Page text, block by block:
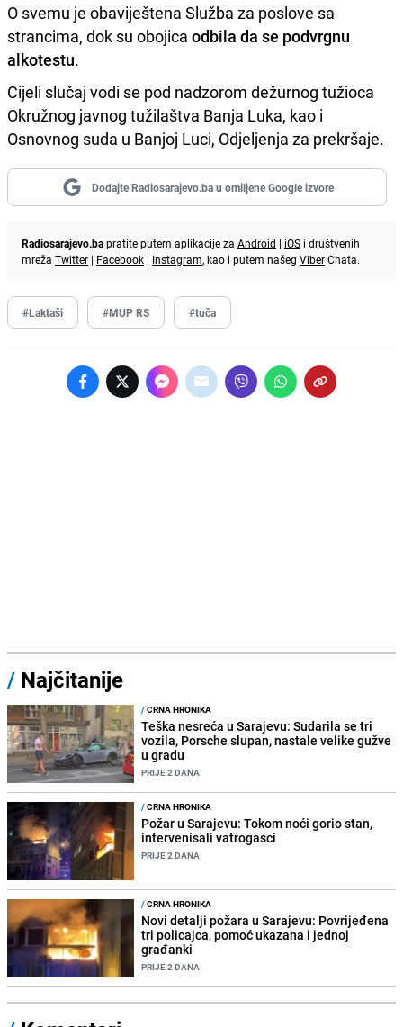
O svemu je obaviještena Služba za poslove sa
strancima, dok su obojica odbila da se podvrgnu
alkotestu.
Cijeli slučaj vodi se pod nadzorom dežurnog tužioca
Okružnog javnog tužilaštva Banja Luka, kao i
Osnovnog suda u Banjoj Luci, Odjeljenja za prekršaje.
Dodajte Radiosarajevo.ba u omiljene Google izvore
Radiosarajevo.bapratite putem aplikacije za Android | iOS i društvenih
mreža Twitter | Facebook | Instagram, kao i putem našeg ViberChata.
#Laktaši #MUP RS #tuča
/ Najčitanije
/CRNA HRONIKA
Teška nesreća u Sarajevu: Sudarila se tri
vozila, Porsche slupan, nastale velike gužve
u gradu
PRIJE 2 DANA
/CRNA HRONIKA
Požar u Sarajevu: Tokom noći gorio stan,
intervenisali vatrogasci
PRIJE 2 DANA
/CRNA HRONIKA
Novi detalji požara u Sarajevu: Povrijeđena
tri policajca, pomoć ukazana i jednoj
građanki
PRIJE 2 DANA